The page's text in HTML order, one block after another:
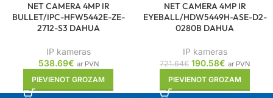
NET CAMERA 4MP IR
BULLET/IPC-HFW5442E-ZE-
2712-S3 DAHUA
IP kameras
538.69€ ar PVN
PIEVIENOT GROZAM
NET CAMERA 4MP IR
EYEBALL/HDW5449H-ASE-D2-
0280B DAHUA
IP kameras
721.64€ 190.58€ ar PVN
PIEVIENOT GROZAM